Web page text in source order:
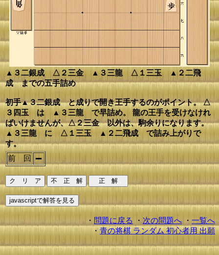
▲３二銀成 △２三金 ▲３三龍 △１三玉 ▲２二飛
成 までの五手詰め
初手▲３二銀成 と成りで開き王手するのがポイント。 △
３四玉 は ▲３三龍 で早詰め。 龍の王手を受けなけれ
ばいけませんが、△２三金 以外は、駒余りになります。
▲３三龍 に △１三玉 ▲２二飛成 で詰み上がりで
す。
前 回
・ 問題に戻る・ 次の問題へ ・ 一覧へ
・青の将棋 ランダム 初心者用 出願